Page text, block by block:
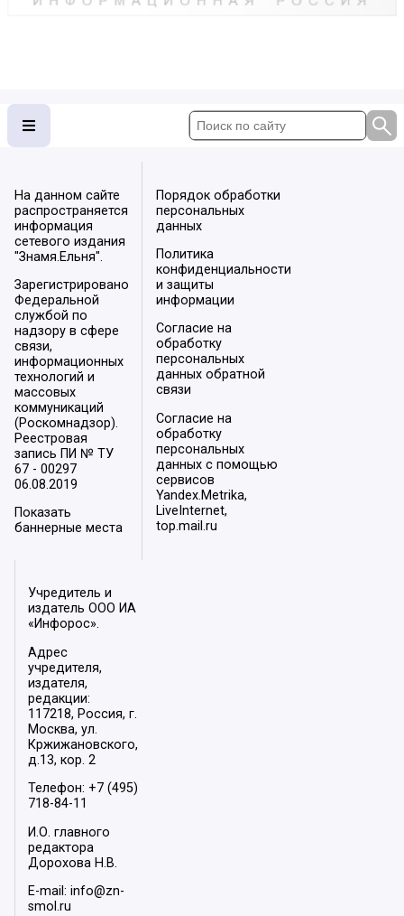
На данном сайте
распространяется
информация
сетевого издания
"Знамя.Ельня".
Зарегистрировано
Федеральной
службой по
надзору в сфере
связи,
информационных
технологий и
массовых
коммуникаций
(Роскомнадзор).
Реестровая
запись ПИ № ТУ
67 - 00297
06.08.2019
Показать
баннерные места
Порядок обработки
персональных
данных
Политика
конфиденциальности
и защиты
информации
Согласие на
обработку
персональных
данных обратной
связи
Согласие на
обработку
персональных
данных с помощью
сервисов
Yandex.Metrika,
LiveInternet,
top.mail.ru
Учредитель и
издатель ООО ИА
«Инфорос».
Адрес
учредителя,
издателя,
редакции:
117218, Россия, г.
Москва, ул.
Кржижановского,
д.13, кор. 2
Телефон: +7 (495)
718-84-11
И.О. главного
редактора
Дорохова Н.В.
E-mail: info@zn-
smol.ru